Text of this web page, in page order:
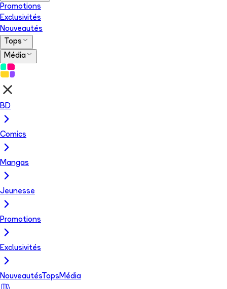
Promotions
Exclusivités
Nouveautés
Tops
Média
BD
Comics
Mangas
Jeunesse
Promotions
Exclusivités
NouveautésTops Média